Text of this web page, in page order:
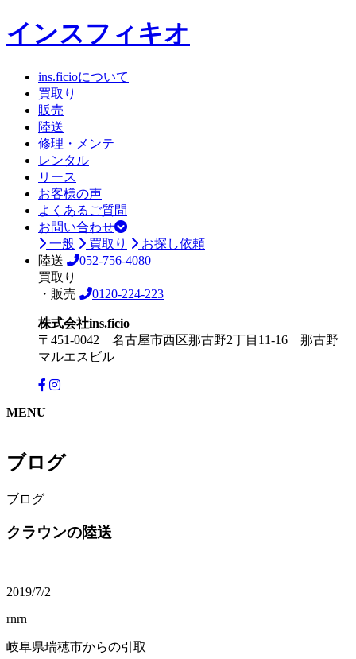
インスフィキオ
ins.ficioについて
買取り
販売
陸送
修理・メンテ
レンタル
リース
お客様の声
よくあるご質問
お問い合わせ
一般
買取り
お探し依頼
陸送
052-756-4080
買取り
・販売
0120-224-223
株式会社ins.ficio
〒451-0042 名古屋市西区那古野2丁目11-16 那古野
マルエスビル
MENU
ブログ
ブログ
クラウンの陸送
2019/7/2
rnrn
岐阜県瑞穂市からの引取